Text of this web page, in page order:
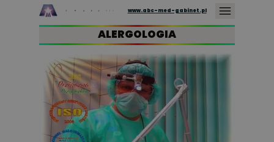
www.abc-med-gabinet.pl
ALERGOLOGIA